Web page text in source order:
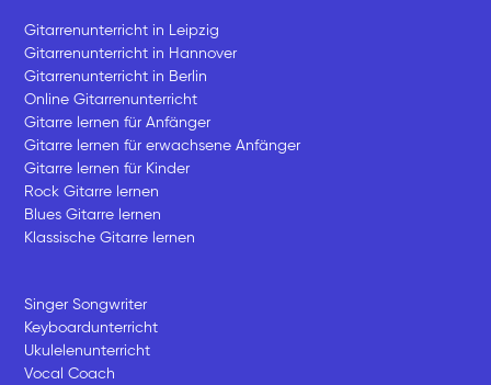
Gitarrenunterricht in Leipzig
Gitarrenunterricht in Hannover
Gitarrenunterricht in Berlin
Online Gitarrenunterricht
Gitarre lernen für Anfänger
Gitarre lernen für erwachsene Anfänger
Gitarre lernen für Kinder
Rock Gitarre lernen
Blues Gitarre lernen
Klassische Gitarre lernen
Singer Songwriter
Keyboardunterricht
Ukulelenunterricht
Vocal Coach